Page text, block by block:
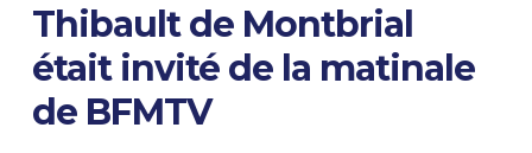
Thibault de Montbrial
était invité de la matinale
de BFMTV